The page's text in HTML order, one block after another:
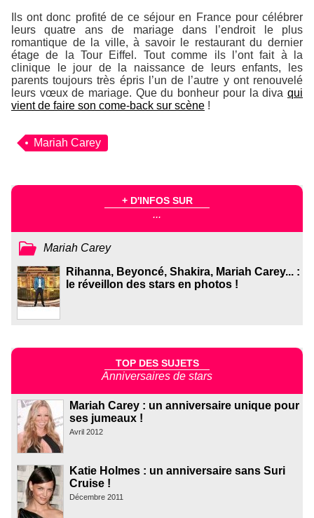
Ils ont donc profité de ce séjour en France pour célébrer
leurs quatre ans de mariage dans l’endroit le plus
romantique de la ville, à savoir le restaurant du dernier
étage de la Tour Eiffel. Tout comme ils l’ont fait à la
clinique le jour de la naissance de leurs enfants, les
parents toujours très épris l’un de l’autre y ont renouvelé
leurs vœux de mariage. Que du bonheur pour la diva qui
vient de faire son come-back sur scène !
Mariah Carey
+ D'INFOS SUR
...
Mariah Carey
Rihanna, Beyoncé, Shakira, Mariah Carey... :
le réveillon des stars en photos !
TOP DES SUJETS
Anniversaires de stars
Mariah Carey : un anniversaire unique pour
ses jumeaux !
Avril 2012
Katie Holmes : un anniversaire sans Suri
Cruise !
Décembre 2011